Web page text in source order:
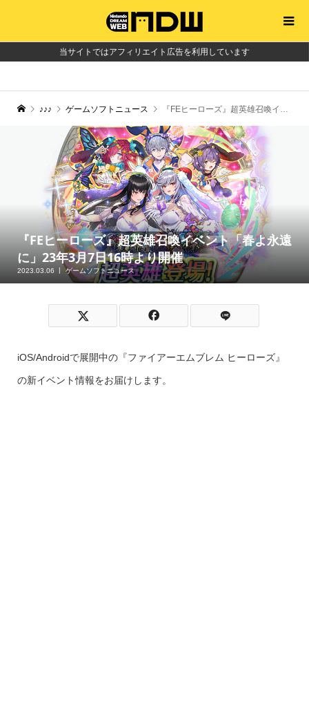
当サイトではアフィリエイト広告を利用しています
♪♪♪ ゲームソフトニュース 『FEヒーローズ』超英雄召喚イベント「春よ永遠に」23年3月7日16時より開催
『FEヒーローズ』超英雄召喚イベント「春よ永遠
に」23年3月7日16時より開催
2023.03.06 ゲームソフトニュース
iOS/Androidで展開中の『ファイアーエムブレム ヒーローズ』
の新イベント情報をお届けします。